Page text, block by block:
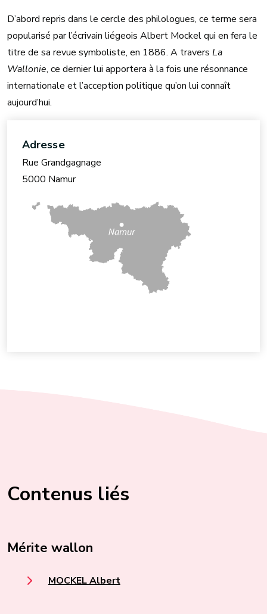
D’abord repris dans le cercle des philologues, ce terme sera
popularisé par l’écrivain liégeois Albert Mockel qui en fera le
titre de sa revue symboliste, en 1886. A travers La
Wallonie, ce dernier lui apportera à la fois une résonnance
internationale et l’acception politique qu’on lui connaît
aujourd’hui.
Adresse
Rue Grandgagnage
5000 Namur
Contenus liés
Mérite wallon
MOCKEL Albert